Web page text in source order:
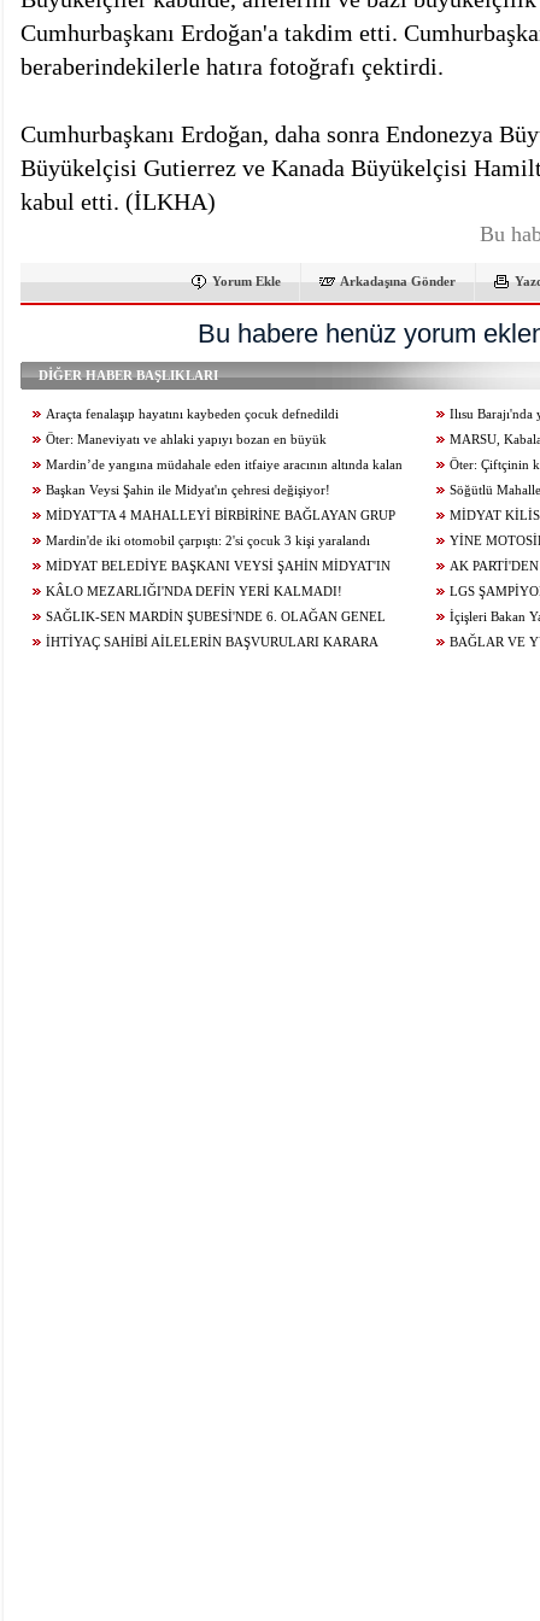
Cumhurbaşkanı Erdoğan'a takdim etti.
beraberindekilerle hatıra fotoğrafı çektirdi.
Cumhurbaşkanı Erdoğan, daha sonra Endonezya
Büyükelçisi Gutierrez ve Kanada Büyükelçisi
kabul etti. (İLKHA)
Bu
Yorum Ekle Arkadaşına Gönder
Bu habere henüz yorum
DİĞER HABER BAŞLIKLARI
Araçta fenalaşıp hayatını kaybeden çocuk defnedildi
Ilısu Barajı'nda
geçti
Öter: Maneviyatı ve ahlaki yapıyı bozan en büyük
olumsuzluklardan biri de sanal kumardır
MARSU,
Yeniliyor
Mardin’de yangına müdahale eden itfaiye aracının altında kalan
itfaiye eri öldü
Öter: Çiftçinin
alınmamalı
Başkan Veysi Şahin ile Midyat'ın çehresi değişiyor!
Söğütlü
Ediyor
MİDYAT'TA 4 MAHALLEYİ BİRBİRİNE BAĞLAYAN GRUP
YOLU YENİLENDİ
MİDYAT
Mardin'de iki otomobil çarpıştı: 2'si çocuk 3 kişi yaralandı
YİNE
ÇARPIŞTI: 1
MİDYAT BELEDİYE BAŞKANI VEYSİ ŞAHİN MİDYAT'IN
GELECEĞİ İÇİN ÇALIŞIYOR...
AK
KÂLO MEZARLIĞI'NDA DEFİN YERİ KALMADI!
LGS
KONUĞU OLDU
SAĞLIK-SEN MARDİN ŞUBESİ'NDE 6. OLAĞAN GENEL
KURUL HEYECANI YAŞANIYOR!
İçişleri Bakan
İHTİYAÇ SAHİBİ AİLELERİN BAŞVURULARI KARARA
BAĞLAR VE